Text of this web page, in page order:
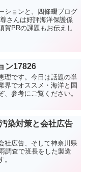
ションと、四條畷ブログ
さんは好評海洋保護係
賀PRの課題もお伝えし
ン17826
理です。今日は話題の単
界でオススメ・海洋と国
参考にご覧ください。
染対策と会社広告
社広告、そして神奈川県
調査で班長をした製造